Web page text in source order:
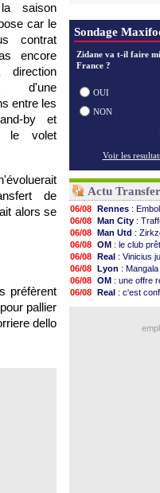
saison
car le
contrat
encore
d'une
entre les
by et
le volet
de
alors se
préfèrent
pallier
dello
Sondage
Zidane va t-il faire
France ?
OUI
NON
Voir les
Actu
06/08 Rennes :
06/08 Man City :
06/08 Man Utd :
06/08 OM : le club
06/08 Real : Vinicius
06/08 Lyon :
06/08 OM : une offre
06/08 Real : c'est
: une offre